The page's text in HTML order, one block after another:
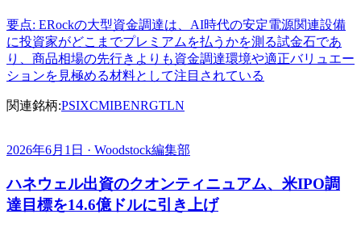
要点: ERockの大型資金調達は、AI時代の安定電源関連設備
に投資家がどこまでプレミアムを払うかを測る試金石であ
り、商品相場の先行きよりも資金調達環境や適正バリュエー
ションを見極める材料として注目されている
関連銘柄:PSIXCMIBENRGTLN
2026年6月1日 · Woodstock編集部
ハネウェル出資のクオンティニュアム、米IPO調
達目標を14.6億ドルに引き上げ